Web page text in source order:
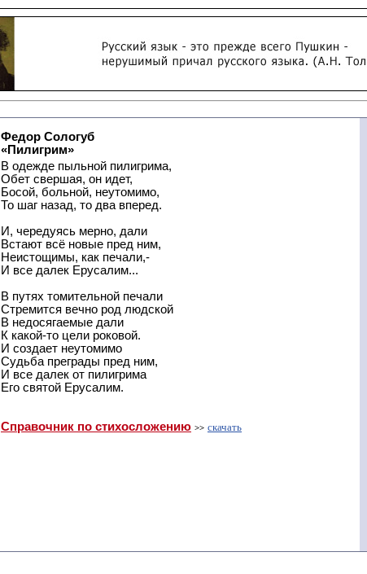
Федор Сологуб
«Пилигрим»
В одежде пыльной пилигрима,
Обет свершая, он идет,
Босой, больной, неутомимо,
То шаг назад, то два вперед.
И, чередуясь мерно, дали
Встают всё новые пред ним,
Неистощимы, как печали,-
И все далек Ерусалим...
В путях томительной печали
Стремится вечно род людской
В недосягаемые дали
К какой-то цели роковой.
И создает неутомимо
Судьба преграды пред ним,
И все далек от пилигрима
Его святой Ерусалим.
Справочник по стихосложению >> скачать